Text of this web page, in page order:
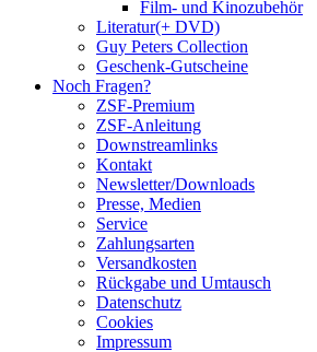
Film- und Kinozubehör
Literatur(+ DVD)
Guy Peters Collection
Geschenk-Gutscheine
Noch Fragen?
ZSF-Premium
ZSF-Anleitung
Downstreamlinks
Kontakt
Newsletter/Downloads
Presse, Medien
Service
Zahlungsarten
Versandkosten
Rückgabe und Umtausch
Datenschutz
Cookies
Impressum